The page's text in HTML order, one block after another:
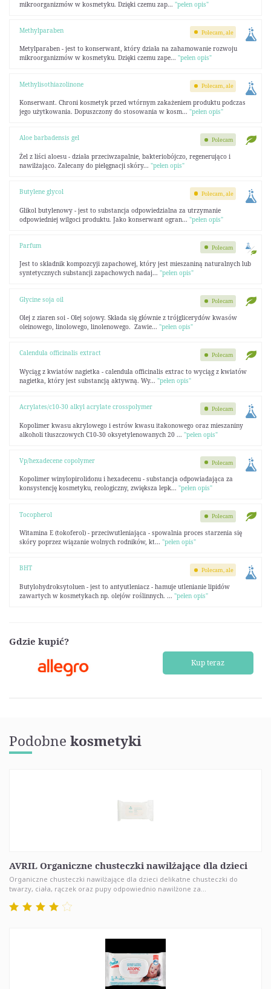
mikroorganizmów w kosmetyku. Dzięki czemu zap... "pełen opis"
Methylparaben
Metylparaben - jest to konserwant, który działa na zahamowanie rozwoju
mikroorganizmów w kosmetyku. Dzięki czemu zape... "pełen opis"
Polecam, ale
Methylisothiazolinone
Konserwant. Chroni kosmetyk przed wtórnym zakażeniem produktu podczas
jego użytkowania. Dopuszczony do stosowania w kosm... "pełen opis"
Polecam, ale
Aloe barbadensis gel
Żel z liści aloesu - działa przeciwzapalnie, bakteriobójczo, regenerująco i
nawilżająco. Zalecany do pielęgnacji skóry... "pełen opis"
Polecam
Butylene glycol
Glikol butylenowy - jest to substancja odpowiedzialna za utrzymanie
odpowiedniej wilgoci produktu. Jako konserwant ogran... "pełen opis"
Polecam, ale
Parfum
Jest to składnik kompozcyji zapachowej, który jest mieszaniną naturalnych lub
syntetycznych substancji zapachowych nadaj... "pełen opis"
Polecam
Glycine soja oil
Olej z ziaren soi - Olej sojowy. Składa się głównie z trójglicerydów kwasów
oleinowego, linolowego, linolenowego. Zawie... "pełen opis"
Polecam
Calendula officinalis extract
Wyciąg z kwiatów nagietka - calendula officinalis extrac to wyciąg z kwiatów
nagietka, który jest substancją aktywną. Wy... "pełen opis"
Polecam
Acrylates/c10-30 alkyl acrylate crosspolymer
Kopolimer kwasu akrylowego i estrów kwasu itakonowego oraz mieszaniny
alkoholi tłuszczowych C10-30 oksyetylenowanych 20 ... "pełen opis"
Polecam
Vp/hexadecene copolymer
Kopolimer winylopirolidonu i hexadecenu - substancja odpowiadająca za
konsystencję kosmetyku, reologiczny, zwiększa lepk... "pełen opis"
Polecam
Tocopherol
Witamina E (tokoferol) - przeciwutleniająca - spowalnia proces starzenia się
skóry poprzez wiązanie wolnych rodników, kt... "pełen opis"
Polecam
BHT
Butylohydroksytoluen - jest to antyutleniacz - hamuje utlenianie lipidów
zawartych w kosmetykach np. olejów roślinnych. ... "pełen opis"
Polecam, ale
Gdzie kupić?
Kup teraz
Podobne kosmetyki
AVRIL Organiczne chusteczki nawilżające dla dzieci
Organiczne chusteczki nawilżające dla dzieci delikatne chusteczki do
twarzy, ciała, rączek oraz pupy odpowiednio nawilżone za...